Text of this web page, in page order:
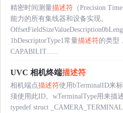
精密时间测量描述符 （Precision
能力的所有集线器和设备实现。
1bDescriptorType1常量描述符的类型
CAPABILIT......
UVC 相机终端描述符
相机端点描述符使用bTerminalID来
须使用此ID。wTerminalType用来描
typedef struct